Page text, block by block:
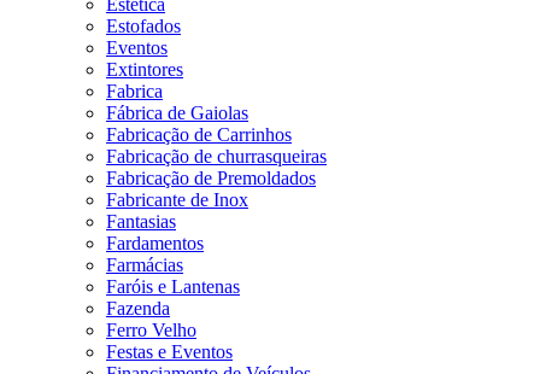
Estética
Estofados
Eventos
Extintores
Fabrica
Fábrica de Gaiolas
Fabricação de Carrinhos
Fabricação de churrasqueiras
Fabricação de Premoldados
Fabricante de Inox
Fantasias
Fardamentos
Farmácias
Faróis e Lantenas
Fazenda
Ferro Velho
Festas e Eventos